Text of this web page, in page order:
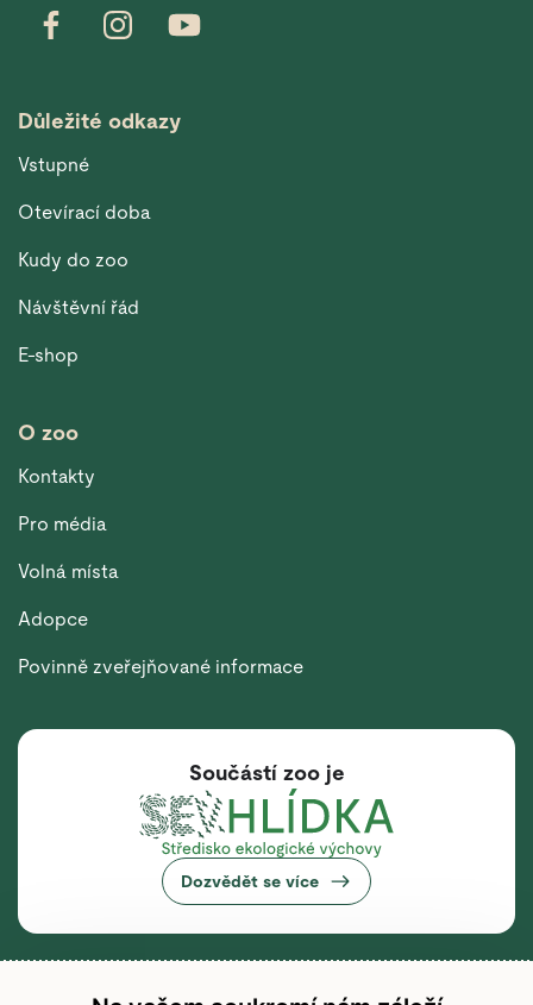
Důležité odkazy
Vstupné
Otevírací doba
Kudy do zoo
Návštěvní řád
E-shop
O zoo
Kontakty
Pro média
Volná místa
Adopce
Povinně zveřejňované informace
Součástí zoo je
Dozvědět se více